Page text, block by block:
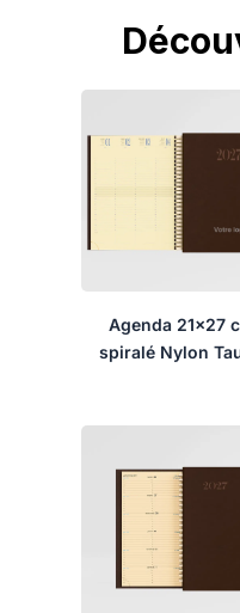
Agenda 21×27
spiralé Nylon